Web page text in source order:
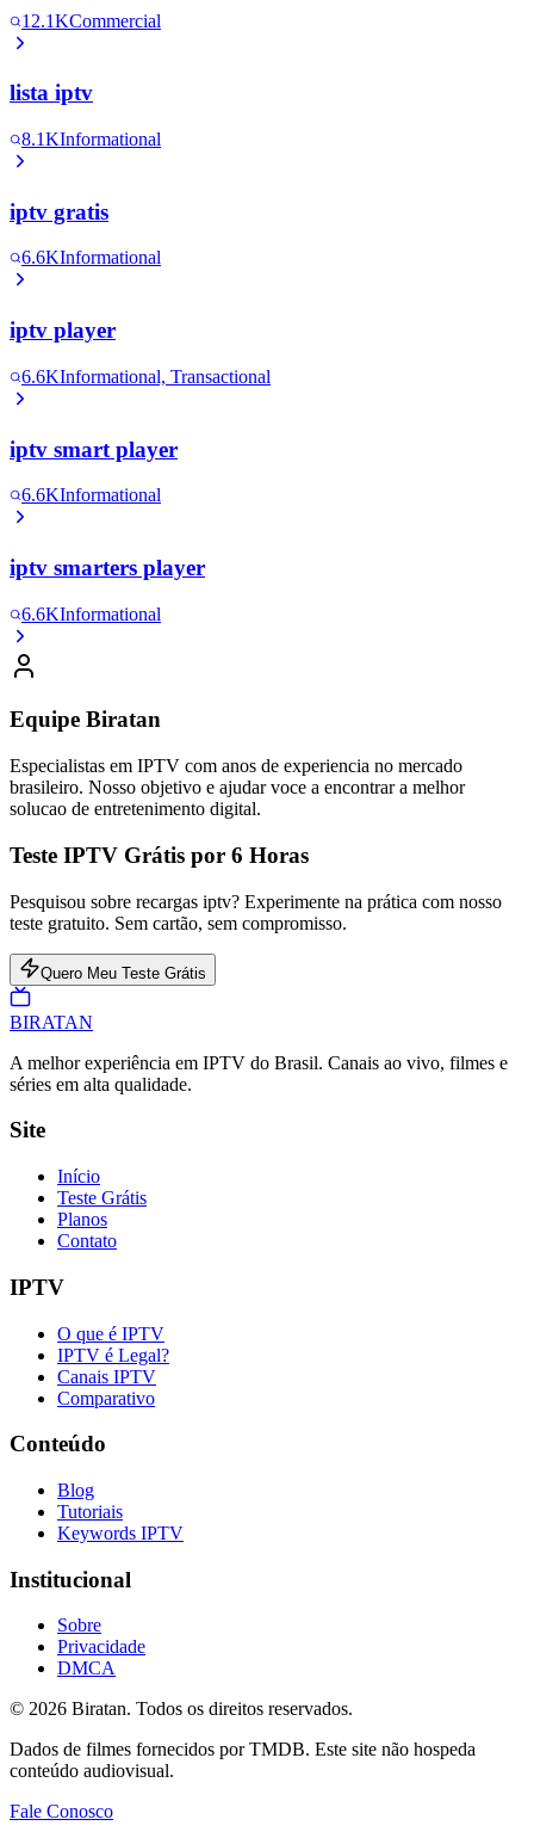
12.1KCommercial
lista iptv
8.1KInformational
iptv gratis
6.6KInformational
iptv player
6.6KInformational, Transactional
iptv smart player
6.6KInformational
iptv smarters player
6.6KInformational
Equipe Biratan
Especialistas em IPTV com anos de experiencia no mercado
brasileiro. Nosso objetivo e ajudar voce a encontrar a melhor
solucao de entretenimento digital.
Teste IPTV Grátis por 6 Horas
Pesquisou sobre recargas iptv? Experimente na prática com nosso
teste gratuito. Sem cartão, sem compromisso.
Quero Meu Teste Grátis
BIRATAN
A melhor experiência em IPTV do Brasil. Canais ao vivo, filmes e
séries em alta qualidade.
Site
Início
Teste Grátis
Planos
Contato
IPTV
O que é IPTV
IPTV é Legal?
Canais IPTV
Comparativo
Conteúdo
Blog
Tutoriais
Keywords IPTV
Institucional
Sobre
Privacidade
DMCA
© 2026 Biratan. Todos os direitos reservados.
Dados de filmes fornecidos por TMDB. Este site não hospeda
conteúdo audiovisual.
Fale Conosco